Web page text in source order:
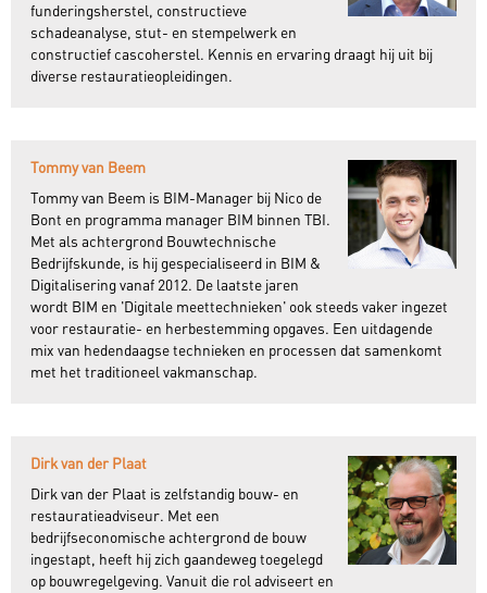
funderingsherstel, constructieve
schadeanalyse, stut- en stempelwerk en
constructief cascoherstel. Kennis en ervaring draagt hij uit bij
diverse restauratieopleidingen.
Tommy van Beem
Tommy van Beem is BIM-Manager bij Nico de
Bont en programma manager BIM binnen TBI.
Met als achtergrond Bouwtechnische
Bedrijfskunde, is hij gespecialiseerd in BIM &
Digitalisering vanaf 2012. De laatste jaren
wordt BIM en 'Digitale meettechnieken' ook steeds vaker ingezet
voor restauratie- en herbestemming opgaves. Een uitdagende
mix van hedendaagse technieken en processen dat samenkomt
met het traditioneel vakmanschap.
Dirk van der Plaat
Dirk van der Plaat is zelfstandig bouw- en
restauratieadviseur. Met een
bedrijfseconomische achtergrond de bouw
ingestapt, heeft hij zich gaandeweg toegelegd
op bouwregelgeving. Vanuit die rol adviseert en